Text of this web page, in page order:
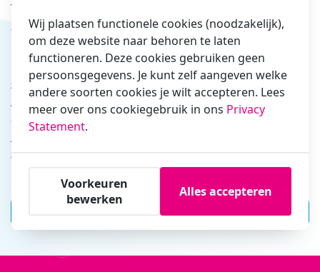
Wij helpen jou om
duiken!
Bedrijfs- en duikerarts (b) S.J. Hoitinga en prof. dr. W. Sterk houden
zich al jaren bezig met de ontwikkeling van decompressietabellen.
Alle werkzaamheden die werden verricht onder de naam DadCoDat
(Dive and Decompression Computer Data) zijn ondergebracht bij
Arbodienst Medprevent. Dit om te zorgen voor continuïteit. Beide
duikexperts blijven zich volledig bezighouden met de materie en
Neem contact op
Wij plaatsen functionele cookies (noodzakelijk),
om deze website naar behoren te laten
functioneren. Deze cookies gebruiken geen
persoonsgegevens. Je kunt zelf aangeven welke
andere soorten cookies je wilt accepteren. Lees
meer over ons cookiegebruik in ons Privacy
Statement.
Voorkeuren
bewerken
Alles accepteren